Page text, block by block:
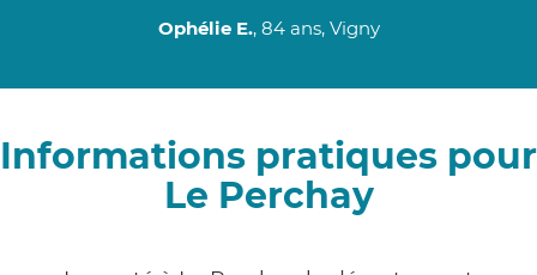
Ophélie E., 84 ans, Vigny
Informations pratiques pour
Le Perchay